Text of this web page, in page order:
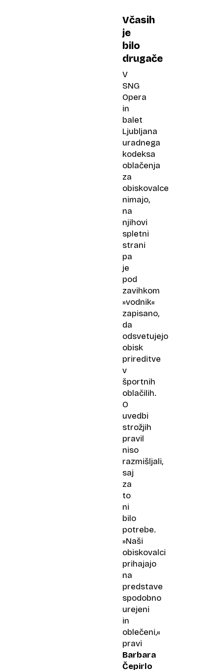
Včasih
je
bilo
drugače
V
SNG
Opera
in
balet
Ljubljana
uradnega
kodeksa
oblačenja
za
obiskovalce
nimajo,
na
njihovi
spletni
strani
pa
je
pod
zavihkom
»vodnik«
zapisano,
da
odsvetujejo
obisk
prireditve
v
športnih
oblačilih.
O
uvedbi
strožjih
pravil
niso
razmišljali,
saj
za
to
ni
bilo
potrebe.
»Naši
obiskovalci
prihajajo
na
predstave
spodobno
urejeni
in
oblečeni,«
pravi
Barbara
Čepirlo